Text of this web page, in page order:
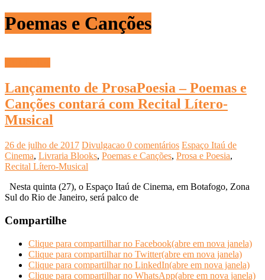
Poemas e Canções
Lançamento de ProsaPoesia – Poemas e
Canções contará com Recital Lítero-
Musical
26 de julho de 2017 Divulgacao 0 comentários Espaço Itaú de
Cinema, Livraria Blooks, Poemas e Canções, Prosa e Poesia,
Recital Lítero-Musical
Nesta quinta (27), o Espaço Itaú de Cinema, em Botafogo, Zona
Sul do Rio de Janeiro, será palco de
Compartilhe
Clique para compartilhar no Facebook(abre em nova janela)
Clique para compartilhar no Twitter(abre em nova janela)
Clique para compartilhar no LinkedIn(abre em nova janela)
Clique para compartilhar no WhatsApp(abre em nova janela)